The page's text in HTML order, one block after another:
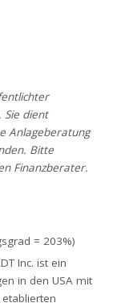
Sie dient
Anlageberatung
Bitte
Finanzberater.
= 203%)
Inc. ist ein
in den USA mit